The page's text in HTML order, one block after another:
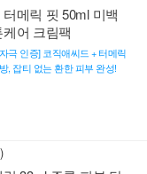
메릭 핏 50ml 미백
어 크림팩
극 인증] 코직애씨드 + 터메릭
, 잡티 없는 환한 피부 완성!